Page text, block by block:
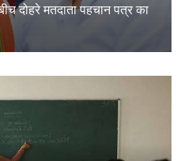
दोहरे मतदाता पहचान पत्र का